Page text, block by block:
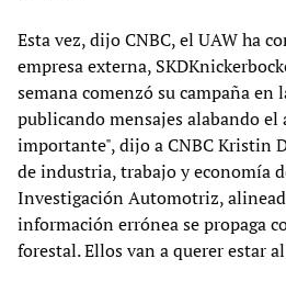
Esta vez, dijo CNBC, el UAW ha
empresa externa,
semana comenzó su campaña en
publicando mensajes alabando el
importante", dijo a CNBC Kristin
de industria, trabajo y economía
Investigación Automotriz,
información errónea se propaga
forestal. Ellos van a querer estar